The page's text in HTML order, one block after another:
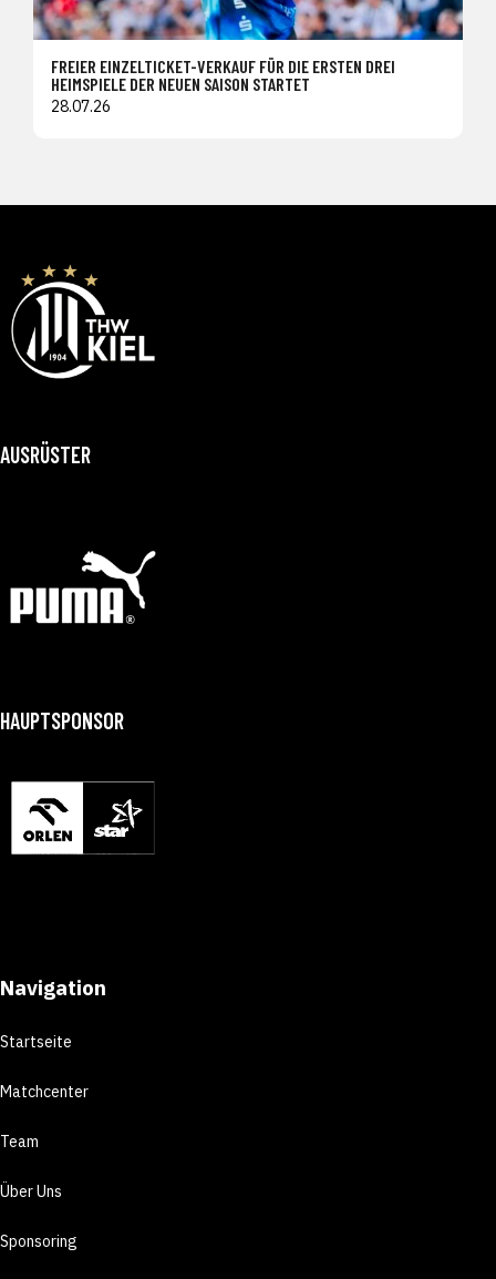
FREIER EINZELTICKET-VERKAUF FÜR DIE ERSTEN DREI
HEIMSPIELE DER NEUEN SAISON STARTET
28.07.26
AUSRÜSTER
HAUPTSPONSOR
Navigation
Startseite
Matchcenter
Team
Über Uns
Sponsoring